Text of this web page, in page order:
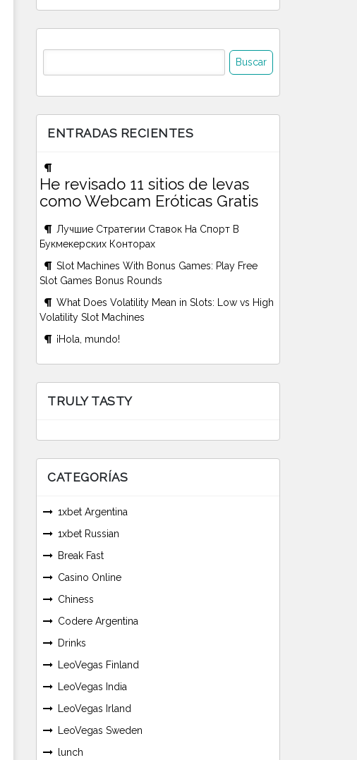
Buscar:
ENTRADAS RECIENTES
He revisado 11 sitios de levas
como Webcam Eróticas Gratis
Лучшие Стратегии Ставок На Спорт В
Букмекерских Конторах
Slot Machines With Bonus Games: Play Free
Slot Games Bonus Rounds
What Does Volatility Mean in Slots: Low vs High
Volatility Slot Machines
¡Hola, mundo!
TRULY TASTY
CATEGORÍAS
1xbet Argentina
1xbet Russian
Break Fast
Casino Online
Chiness
Codere Argentina
Drinks
LeoVegas Finland
LeoVegas India
LeoVegas Irland
LeoVegas Sweden
lunch